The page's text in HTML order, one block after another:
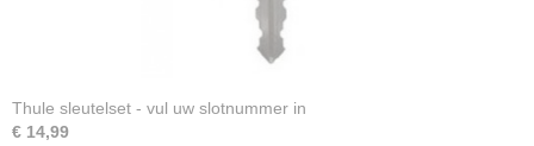
Thule sleutelset - vul uw slotnummer in
€ 14,99